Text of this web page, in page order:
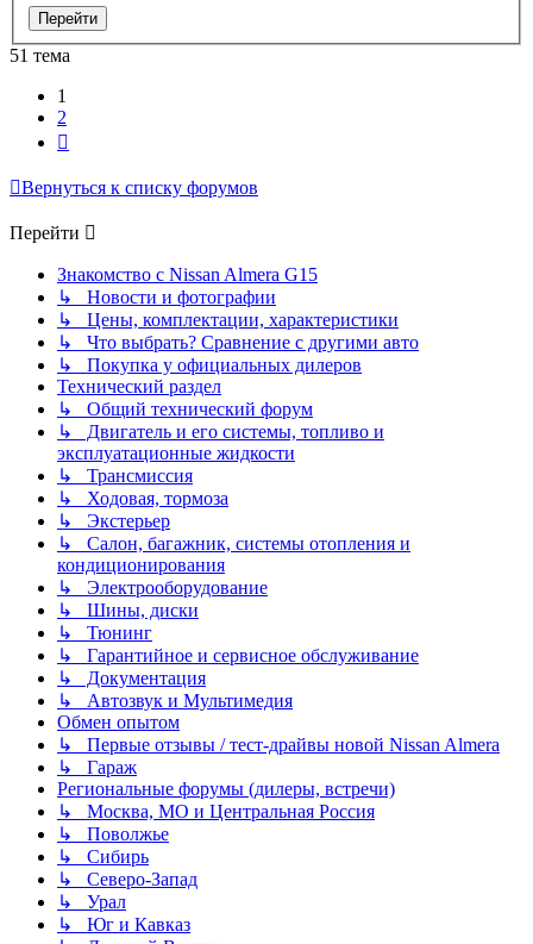
51 тема
1
2
Вернуться к списку форумов
Перейти
Знакомство с Nissan Almera G15
↳ Новости и фотографии
↳ Цены, комплектации, характеристики
↳ Что выбрать? Сравнение с другими авто
↳ Покупка у официальных дилеров
Технический раздел
↳ Общий технический форум
↳ Двигатель и его системы, топливо и
эксплуатационные жидкости
↳ Трансмиссия
↳ Ходовая, тормоза
↳ Экстерьер
↳ Салон, багажник, системы отопления и
кондиционирования
↳ Электрооборудование
↳ Шины, диски
↳ Тюнинг
↳ Гарантийное и сервисное обслуживание
↳ Документация
↳ Автозвук и Мультимедия
Обмен опытом
↳ Первые отзывы / тест-драйвы новой Nissan Almera
↳ Гараж
Региональные форумы (дилеры, встречи)
↳ Москва, МО и Центральная Россия
↳ Поволжье
↳ Сибирь
↳ Северо-Запад
↳ Урал
↳ Юг и Кавказ